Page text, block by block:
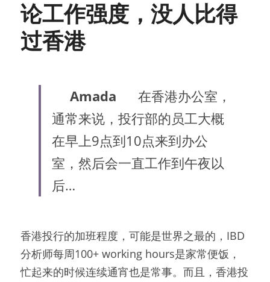
论工作强度，没人比得
过香港
Amada
在香港办公室，
通常来说，投行部的员工大概
在早上9点到10点来到办公
室，然后会一直工作到午夜以
后…
香港投行的加班程度，可能是世界之最的，IBD
分析师每周100+ working hours是家常便饭，
忙起来的时候连续通宵也是常事。而且，香港投